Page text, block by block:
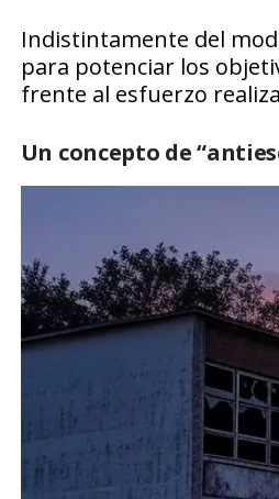
Indistintamente del
para potenciar los
frente al esfuerzo
Un concepto de